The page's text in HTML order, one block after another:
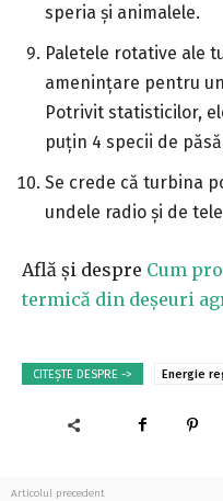
speria și animalele.
Paletele rotative ale
amenințare pentru
Potrivit statisticilor,
puțin 4 specii de
Se crede că turbina
undele radio și de
Află și despre Cum
termică din deșeuri
CITEȘTE DESPRE -> Energie
Articolul precedent